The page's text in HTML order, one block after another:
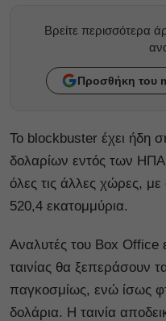
Βρείτε περισσότερα
Προσθήκη του
Το blockbuster έχει ήδη
δολαρίων εντός των ΗΠΑ
όλες τις άλλες χώρες,
520,4 εκατομμύρια.
Αναλυτές του Box Office
ταινίας θα ξεπεράσουν
παγκοσμίως, ενώ ίσως
δολάρια. Η ταινία